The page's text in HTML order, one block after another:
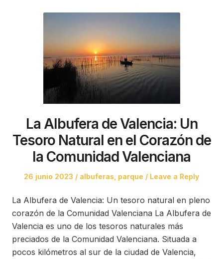
La Albufera de Valencia: Un
Tesoro Natural en el Corazón de
la Comunidad Valenciana
Posted
26 junio 2023
Posted
albuferas parque Leave a Reply
La Albufera de Valencia: Un tesoro natural en pleno
corazón de la Comunidad Valenciana La Albufera de
Valencia es uno de los tesoros naturales más
preciados de la Comunidad Valenciana. Situada a
pocos kilómetros al sur de la ciudad de Valencia,